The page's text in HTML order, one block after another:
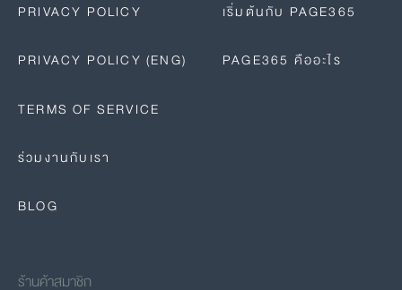
PRIVACY POLICY
PRIVACY POLICY (ENG)
TERMS OF SERVICE
ร่วมงานกับเรา
BLOG
เริ่มต้นกับ PAGE365
PAGE365 คืออะไร
ร้านค้าสมาชิก